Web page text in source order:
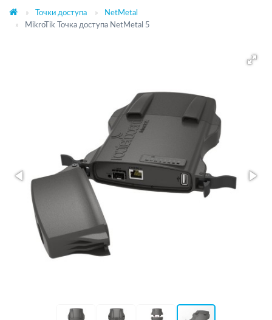
Точки доступа
NetMetal
MikroTik Точка доступа NetMetal 5